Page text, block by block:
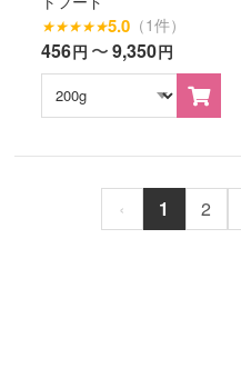
★★★★★5.0 （1件）
456円 〜9,350円
‹ 1 2